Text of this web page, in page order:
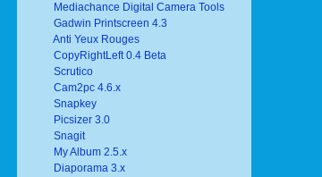
Mediachance Digital Camera Tools
Gadwin Printscreen 4.3
Anti Yeux Rouges
CopyRightLeft 0.4 Beta
Scrutico
Cam2pc 4.6.x
Snapkey
Picsizer 3.0
Snagit
My Album 2.5.x
Diaporama 3.x